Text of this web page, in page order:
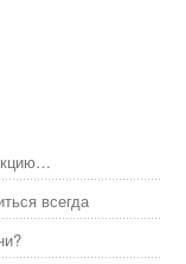
всегда